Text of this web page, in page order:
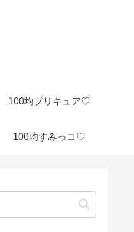
100均プリキュア♡
100均すみっコ♡